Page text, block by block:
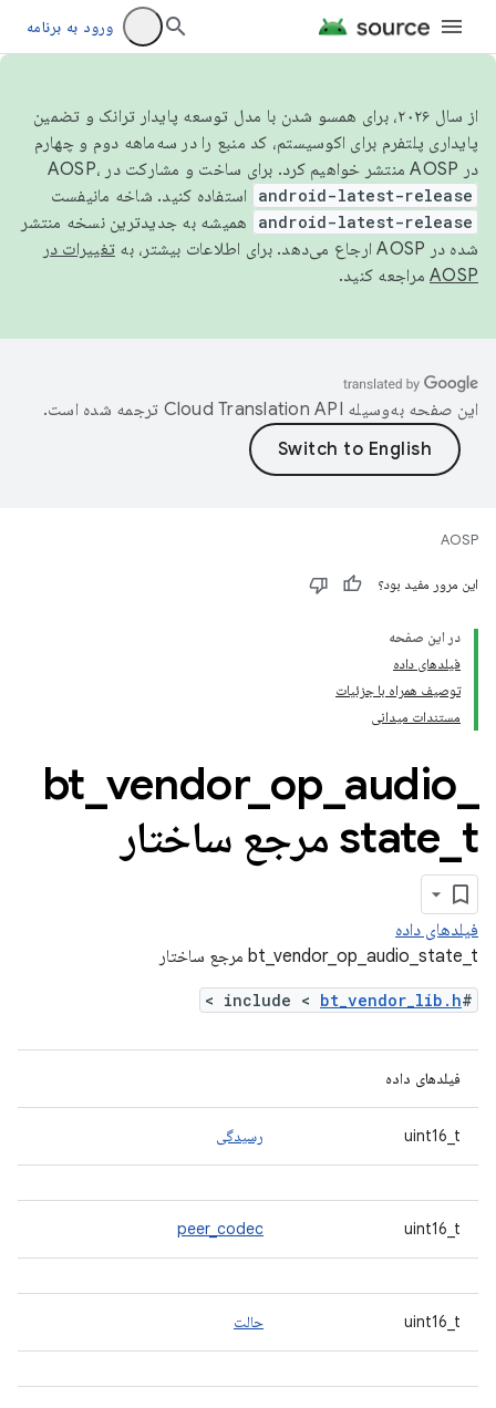
ورود به برنامه
از سال ۲۰۲۶، برای همسو شدن با مدل توسعه پایدار ترانک و تضمین
پایداری پلتفرم برای اکوسیستم، کد منبع را در سه‌ماهه دوم و چهارم
در AOSP منتشر خواهیم کرد. برای ساخت و مشارکت در AOSP،
android-latest-release استفاده کنید. شاخه مانیفست
android-latest-release
همیشه به جدیدترین نسخه منتشر
شده در AOSP ارجاع می‌دهد. برای اطلاعات بیشتر، به
تغییرات در
AOSP مراجعه کنید.
این صفحه به‌وسیله ترجمه شده است.
AOSP
این مرور مفید بود؟
در این صفحه
فیلدهای داده
توصیف همراه با جزئیات
مستندات میدانی
bt vendor_ op audio
state t مرجع ساختار
فیلدهای داده
bt_vendor_op_audio_state_t مرجع ساختار
#include <
bt_vendor_lib.h
>
فیلدهای داده
uint16_t رسیدگی
uint16_t
peer_codec
uint16_t حالت